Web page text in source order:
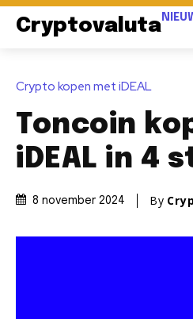
Cryptovaluta
Crypto kopen met iDEAL
Toncoin
iDEAL in 4
8 november 2024 By